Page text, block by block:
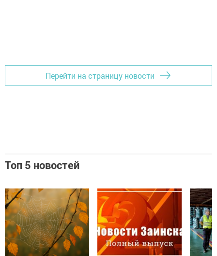
Перейти на страницу новости
Топ 5 новостей